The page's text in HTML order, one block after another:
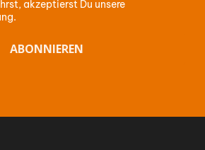
akzeptierst Du unsere